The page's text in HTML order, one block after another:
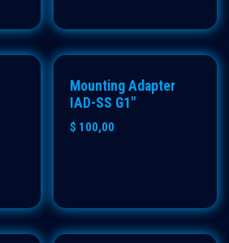
Mounting Adapter
IAD-SS G1"
$ 100,00